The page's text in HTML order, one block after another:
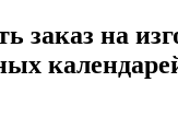
заказ на